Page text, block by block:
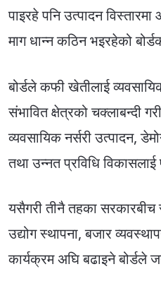
पाइरहे पनि उत्पादन
माग धान्न कठिन भइरहेको
बोर्डले कफी खेतीलाई
संभावित क्षेत्रको चक्लाबन्दी
व्यवसायिक नर्सरी उत्पादन,
तथा उन्नत प्रविधि
यसैगरी तीनै तहका सरकारबीच
उद्योग स्थापना, बजार
कार्यक्रम अघि बढाइने बोर्डले